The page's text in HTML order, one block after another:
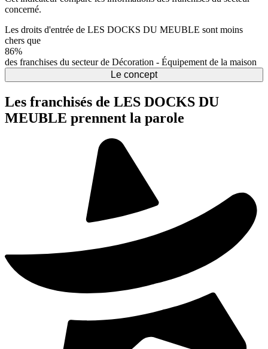
concerné.
Les droits d'entrée de LES DOCKS DU MEUBLE sont moins
chers que
86%
des franchises du secteur de Décoration - Équipement de la maison
Le concept
Les franchisés de LES DOCKS DU
MEUBLE prennent la parole